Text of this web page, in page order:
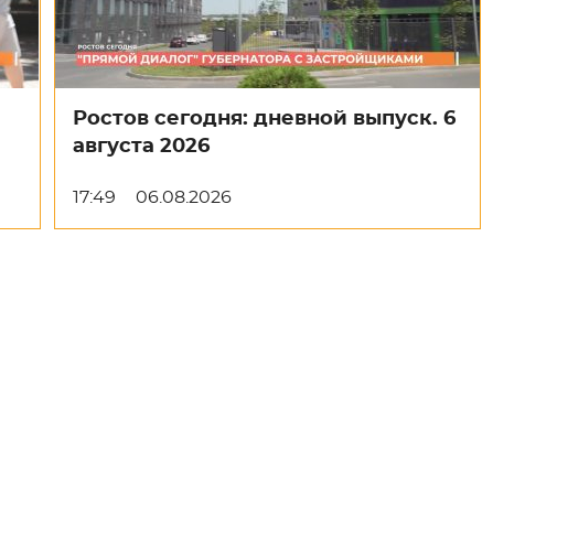
Ростов сегодня: дневной выпуск. 6
августа 2026
17:49 06.08.2026